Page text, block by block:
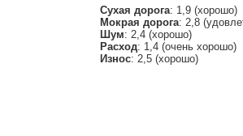
Сухая дорога: 1,9 (хорошо)
Мокрая дорога: 2,8
Шум: 2,4 (хорошо)
Расход: 1,4 (очень хорошо)
Износ: 2,5 (хорошо)